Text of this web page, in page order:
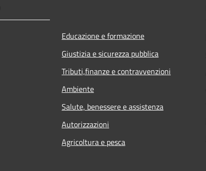
Educazione e formazione
Giustizia e sicurezza pubblica
Tributi,finanze e contravvenzioni
Ambiente
Salute, benessere e assistenza
Autorizzazioni
Agricoltura e pesca